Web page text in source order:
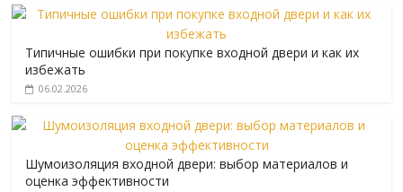
Типичные ошибки при покупке входной двери и как их
избежать
06.02.2026
Шумоизоляция входной двери: выбор материалов и
оценка эффективности